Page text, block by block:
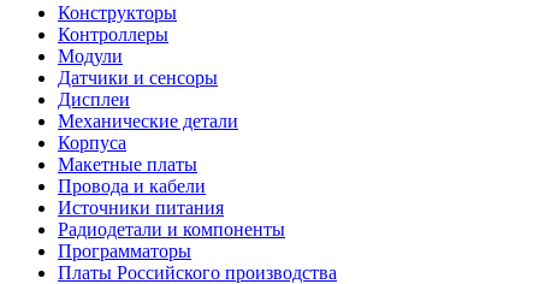
Конструкторы
Контроллеры
Модули
Датчики и сенсоры
Дисплеи
Механические детали
Корпуса
Макетные платы
Провода и кабели
Источники питания
Радиодетали и компоненты
Программаторы
Платы Российского производства